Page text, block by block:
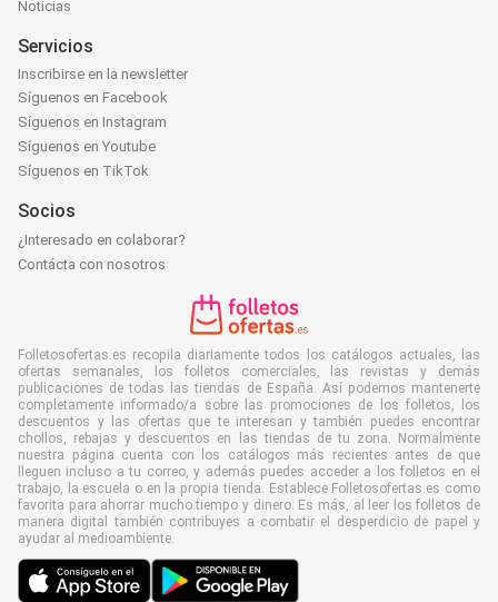
Noticias
Servicios
Inscribirse en la newsletter
Síguenos en Facebook
Síguenos en Instagram
Síguenos en Youtube
Síguenos en TikTok
Socios
¿Interesado en colaborar?
Contácta con nosotros
Folletosofertas.es recopila diariamente todos los catálogos actuales, las
ofertas semanales, los folletos comerciales, las revistas y demás
publicaciones de todas las tiendas de España. Así podemos mantenerte
completamente informado/a sobre las promociones de los folletos, los
descuentos y las ofertas que te interesan y también puedes encontrar
chollos, rebajas y descuentos en las tiendas de tu zona. Normalmente
nuestra página cuenta con los catálogos más recientes antes de que
lleguen incluso a tu correo, y además puedes acceder a los folletos en el
trabajo, la escuela o en la propia tienda. Establece Folletosofertas.es como
favorita para ahorrar mucho tiempo y dinero. Es más, al leer los folletos de
manera digital también contribuyes a combatir el desperdicio de papel y
ayudar al medioambiente.